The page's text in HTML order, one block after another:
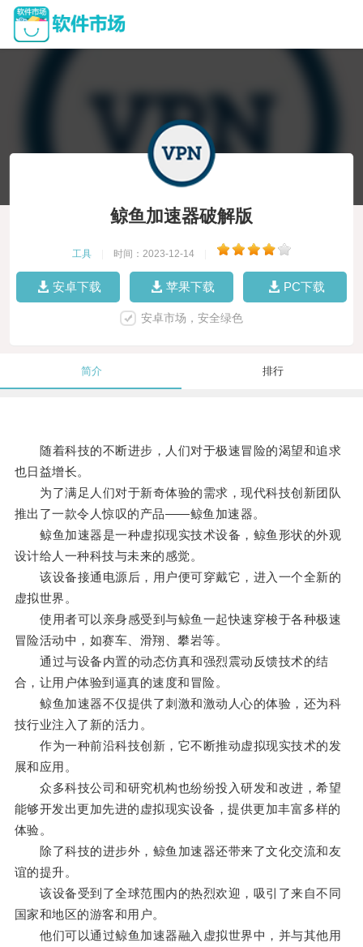
鲸鱼加速器破解版
工具 时间：2023-12-14
安卓下载 苹果下载 PC下载
安卓市场，安全绿色
简介 排行
随着科技的不断进步，人们对于极速冒险的渴望和追求
也日益增长。
为了满足人们对于新奇体验的需求，现代科技创新团队
推出了一款令人惊叹的产品——鲸鱼加速器。
鲸鱼加速器是一种虚拟现实技术设备，鲸鱼形状的外观
设计给人一种科技与未来的感觉。
该设备接通电源后，用户便可穿戴它，进入一个全新的
虚拟世界。
使用者可以亲身感受到与鲸鱼一起快速穿梭于各种极速
冒险活动中，如赛车、滑翔、攀岩等。
通过与设备内置的动态仿真和强烈震动反馈技术的结
合，让用户体验到逼真的速度和冒险。
鲸鱼加速器不仅提供了刺激和激动人心的体验，还为科
技行业注入了新的活力。
作为一种前沿科技创新，它不断推动虚拟现实技术的发
展和应用。
众多科技公司和研究机构也纷纷投入研发和改进，希望
能够开发出更加先进的虚拟现实设备，提供更加丰富多样的
体验。
除了科技的进步外，鲸鱼加速器还带来了文化交流和友
谊的提升。
该设备受到了全球范围内的热烈欢迎，吸引了来自不同
国家和地区的游客和用户。
他们可以通过鲸鱼加速器融入虚拟世界中，并与其他用